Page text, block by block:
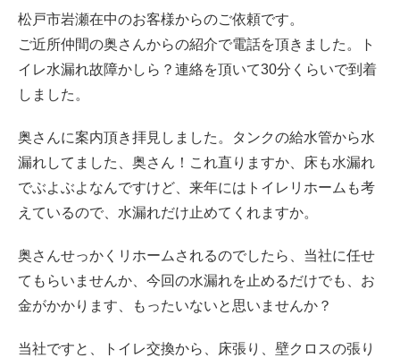
松戸市岩瀬在中のお客様からのご依頼です。
ご近所仲間の奥さんからの紹介で電話を頂きました。ト
イレ水漏れ故障かしら？連絡を頂いて30分くらいで到着
しました。
奥さんに案内頂き拝見しました。タンクの給水管から水
漏れしてました、奥さん！これ直りますか、床も水漏れ
でぶよぶよなんですけど、来年にはトイレリホームも考
えているので、水漏れだけ止めてくれますか。
奥さんせっかくリホームされるのでしたら、当社に任せ
てもらいませんか、今回の水漏れを止めるだけでも、お
金がかかります、もったいないと思いませんか？
当社ですと、トイレ交換から、床張り、壁クロスの張り